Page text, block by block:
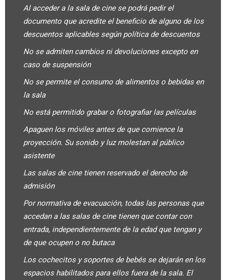
Al acceder a la sala de cine se podrá pedir el
documento que acredite el beneficio de alguno de los
descuentos aplicables según política de descuentos
No se admiten cambios ni devoluciones excepto en
caso de suspensión
No se permite el consumo de alimentos o bebidas en
la sala
No está permitido grabar o fotografiar las películas
Apaguen los móviles antes de que comience la
proyección. Su sonido y luz molestan al público
asistente
Las salas de cine tienen reservado el derecho de
admisión
Por normativa de evacuación, todas las personas que
accedan a las salas de cine tienen que contar con
entrada, independientemente de la edad que tengan y
de que ocupen o no butaca
Los cochecitos y soportes de bebés se dejarán en los
espacios habilitados para ellos fuera de la sala. El